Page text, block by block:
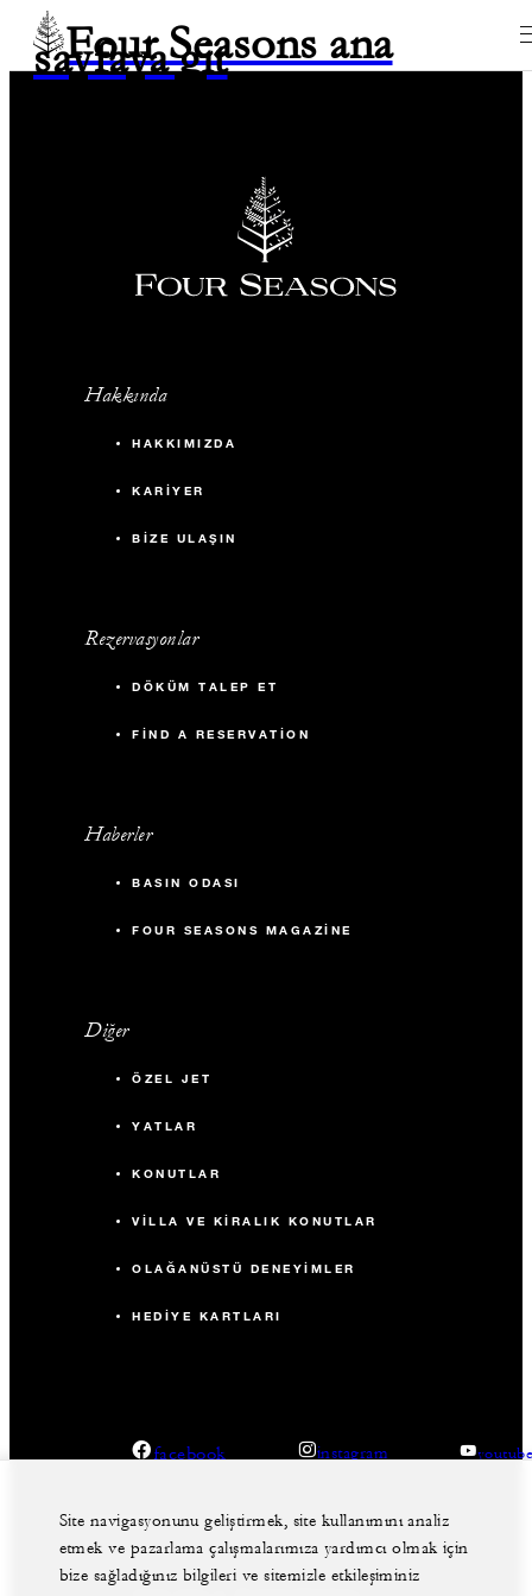
Four Seasons ana
sayfaya git
Hakkında
HAKKIMIZDA
KARIYER
BIZE ULAŞIN
Rezervasyonlar
DÖKÜM TALEP ET
FIND A RESERVATION
Haberler
BASIN ODASI
FOUR SEASONS MAGAZINE
Diğer
ÖZEL JET
YATLAR
KONUTLAR
VILLA VE KIRALIK KONUTLAR
OLAĞANÜSTÜ DENEYIMLER
HEDIYE KARTLARI
facebook instagram
Site navigasyonunu geliştirmek, site kullanımını analiz
etmek ve pazarlama çalışmalarımıza yardımcı olmak için
bize sağladığınız bilgileri ve sitemizle etkileşiminiz